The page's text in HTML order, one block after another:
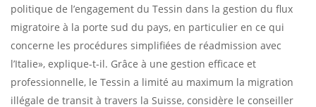
politique de l’engagement du Tessin dans la gestion du flux
migratoire à la porte sud du pays, en particulier en ce qui
concerne les procédures simplifiées de réadmission avec
l’Italie», explique-t-il. Grâce à une gestion efficace et
professionnelle, le Tessin a limité au maximum la migration
illégale de transit à travers la Suisse, considère le conseiller